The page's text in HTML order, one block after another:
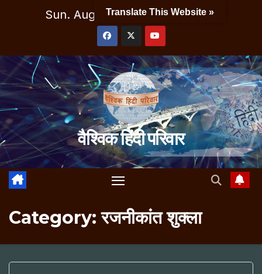
Sun. Aug 9th, 2026 7:19:33 PM
वैश्विक हिंदी परिवार
Category:रजनीकांत शुक्ला
Translate This Website »